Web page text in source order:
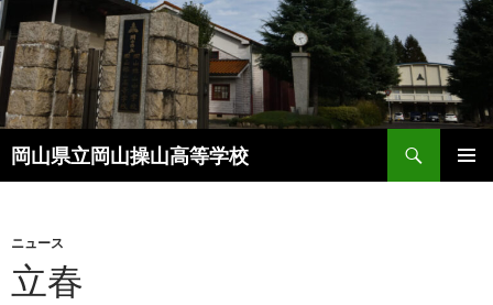
コ
ン
テ
ン
ツ
へ
ス
プ
岡山県立岡山操山高等学校
検
索
ニュース
立春